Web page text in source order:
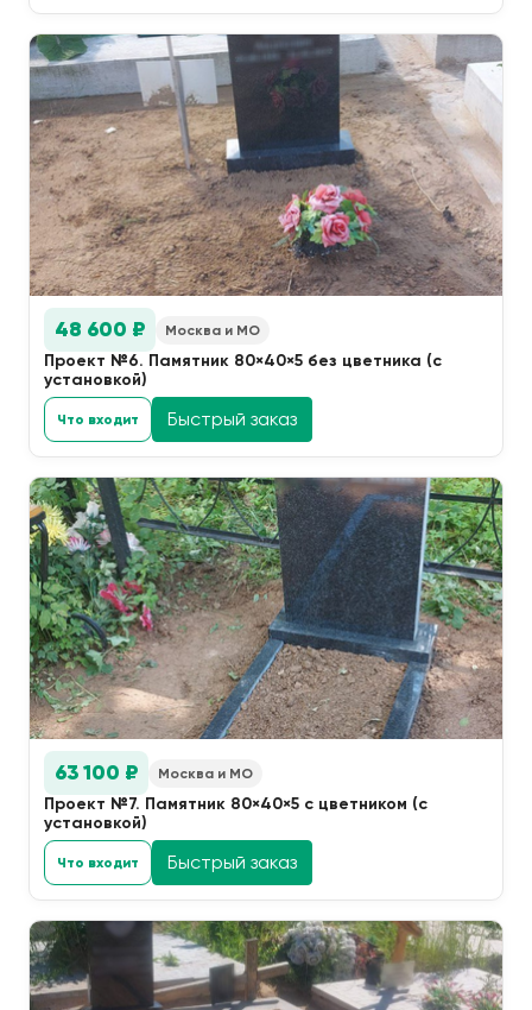
48 600 ₽ Москва и МО
Проект №6. Памятник 80×40×5 без цветника (с
установкой)
Что входит Быстрый заказ
63 100 ₽ Москва и МО
Проект №7. Памятник 80×40×5 с цветником (с
установкой)
Что входит Быстрый заказ